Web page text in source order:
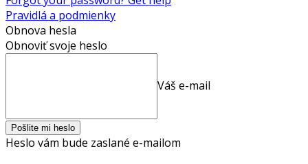
Pravidlá a podmienky
Obnova hesla
Obnoviť svoje heslo
Váš e-mail
Heslo vám bude zaslané e-mailom